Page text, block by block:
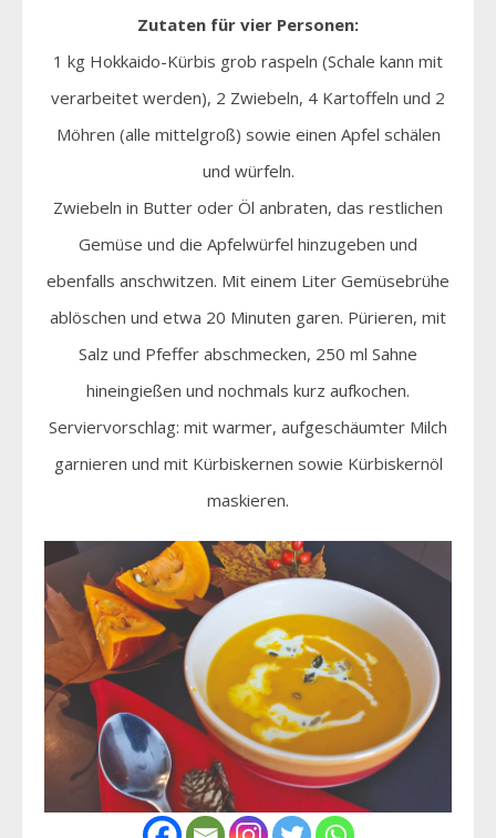
Zutaten für vier Personen:
1 kg Hokkaido-Kürbis grob raspeln (Schale kann mit
verarbeitet werden), 2 Zwiebeln, 4 Kartoffeln und 2
Möhren (alle mittelgroß) sowie einen Apfel schälen
und würfeln.
Zwiebeln in Butter oder Öl anbraten, das restlichen
Gemüse und die Apfelwürfel hinzugeben und
ebenfalls anschwitzen. Mit einem Liter Gemüsebrühe
ablöschen und etwa 20 Minuten garen. Pürieren, mit
Salz und Pfeffer abschmecken, 250 ml Sahne
hineingießen und nochmals kurz aufkochen.
Serviervorschlag: mit warmer, aufgeschäumter Milch
garnieren und mit Kürbiskernen sowie Kürbiskernöl
maskieren.